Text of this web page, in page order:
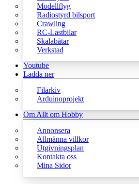
Modellflyg
Radiostyrd bilsport
Crawling
RC-Lastbilar
Skalabåtar
Verkstad
Youtube
Ladda ner
Filarkiv
Arduinoprojekt
Om Allt om Hobby
Annonsera
Allmänna villkor
Utgivningsplan
Kontakta oss
Mina Sidor